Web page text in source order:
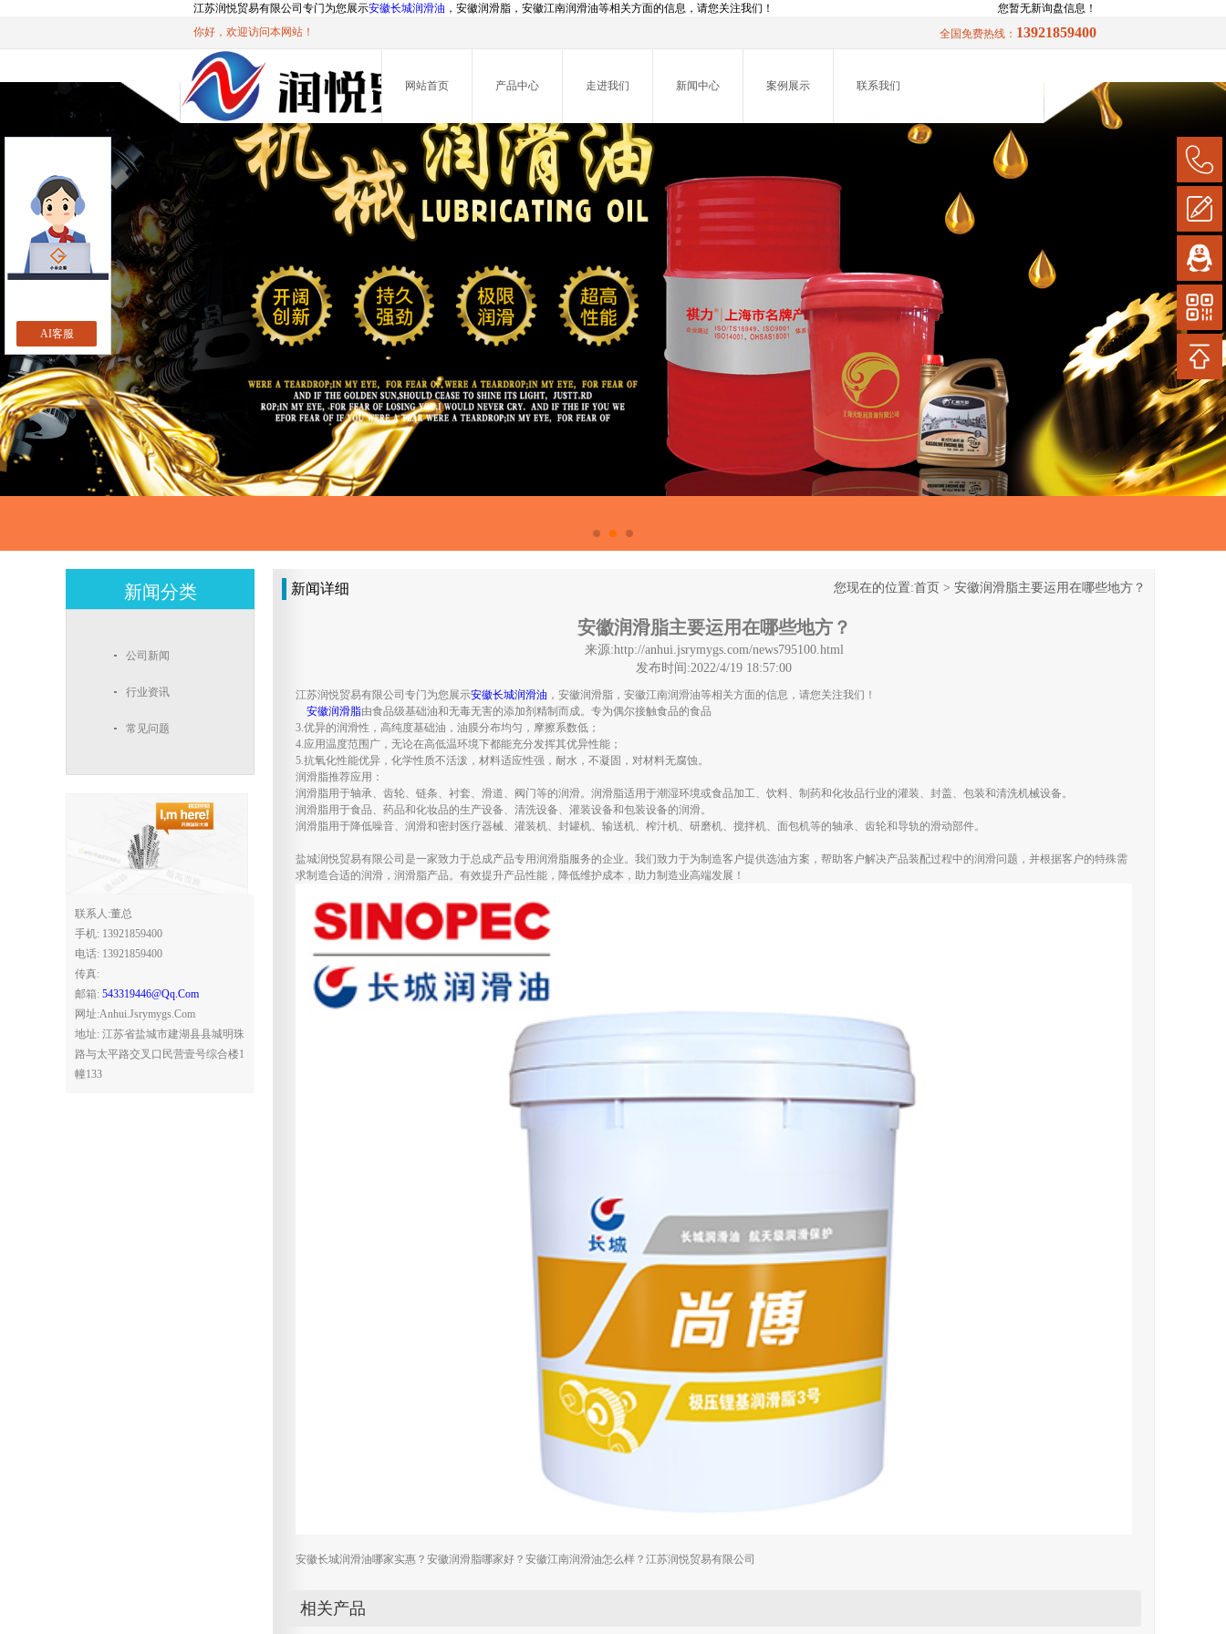
江苏润悦贸易有限公司专门为您展示安徽长城润滑油 ，安徽润滑脂，安徽江南润滑油等相关方面的信息，请您关注我们！
您暂无新询盘信息！
你好，欢迎访问本网站！
全国免费热线： 13921859400
网站首页 产品中心 走进我们 新闻中心 案例展示 联系我们
新闻分类
公司新闻
行业资讯
常见问题
联系人:董总
手机: 13921859400
电话: 13921859400
传真:
邮箱: 543319446@qq.com
网址:anhui.jsrymygs.com
地址: 江苏省盐城市建湖县县城明珠
路与太平路交叉口民营壹号综合楼1
幢133
新闻详细 您现在的位置:首页 > 安徽润滑脂主要运用在哪些地方？
安徽润滑脂主要运用在哪些地方？
来源:http://anhui.jsrymygs.com/news795100.html
发布时间:2022/4/19 18:57:00
江苏润悦贸易有限公司专门为您展示安徽长城润滑油 ，安徽润滑脂，安徽江南润滑油等相关方面的信息，请您关注我们！
安徽润滑脂由食品级基础油和无毒无害的添加剂精制而成。专为偶尔接触食品的食品
3.优异的润滑性，高纯度基础油，油膜分布均匀，摩擦系数低；
4.应用温度范围广，无论在高低温环境下都能充分发挥其优异性能；
5.抗氧化性能优异，化学性质不活泼，材料适应性强，耐水，不凝固，对材料无腐蚀。
润滑脂推荐应用：
润滑脂用于轴承、齿轮、链条、衬套、滑道、阀门等的润滑。润滑脂适用于潮湿环境或食品加工、饮料、制药和化妆品行业的灌装、封盖、包装和清洗机械设备。
润滑脂用于食品、药品和化妆品的生产设备、清洗设备、灌装设备和包装设备的润滑。
润滑脂用于降低噪音、润滑和密封医疗器械、灌装机、封罐机、输送机、榨汁机、研磨机、搅拌机、面包机等的轴承、齿轮和导轨的滑动部件。
盐城润悦贸易有限公司是一家致力于总成产品专用润滑脂服务的企业。我们致力于为制造客户提供选油方案，帮助客户解决产品装配过程中的润滑问题，并根据客户的特殊需
求制造合适的润滑，润滑脂产品。有效提升产品性能，降低维护成本，助力制造业高端发展！
安徽长城润滑油哪家实惠？安徽润滑脂哪家好？安徽江南润滑油怎么样？江苏润悦贸易有限公司
相关产品
AI客服